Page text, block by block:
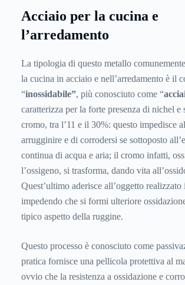
Acciaio per la cucina e
l’arredamento
La tipologia di questo metallo
la cucina in acciaio e nell’arredamento è il
“inossidabile”, più conosciuto come “
caratterizza per la forte presenza di nichel e
cromo, tra l’11 e il 30%: questo impedisce
arrugginire e di corrodersi se sottoposto
continua di acqua e aria; il cromo infatti,
l’ossigeno, si trasforma, dando vita
Quest’ultimo aderisce all’oggetto
impedendo che si formi ulteriore
tipico aspetto della ruggine.
Questo processo è conosciuto come
pratica fornisce una pellicola protettiva al
ovvio che la resistenza a ossidazione e